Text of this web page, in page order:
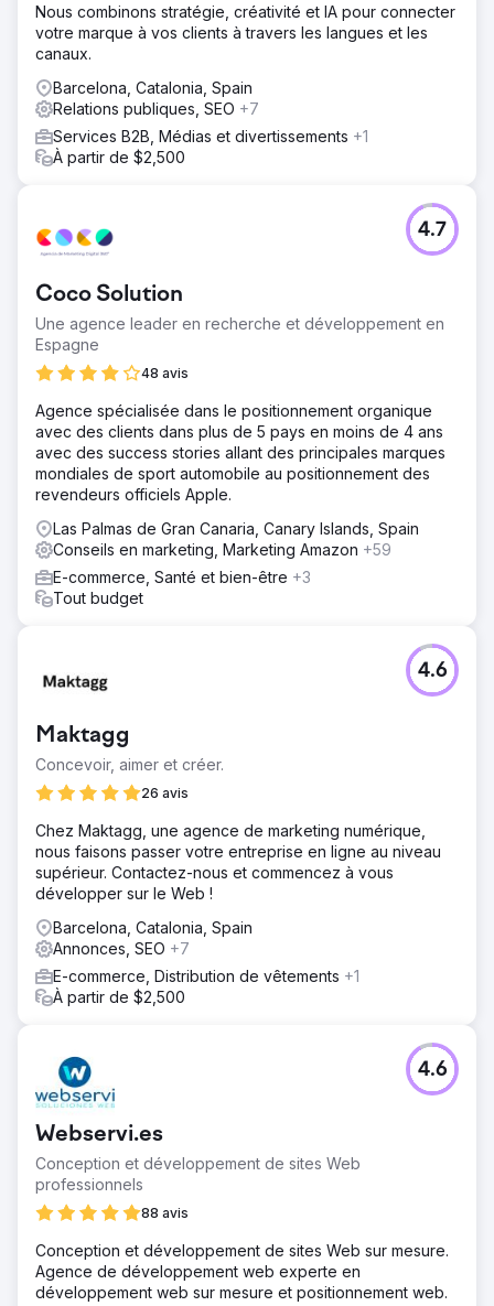
Nous combinons stratégie, créativité et IA pour connecter
votre marque à vos clients à travers les langues et les
canaux.
Barcelona, Catalonia, Spain
Relations publiques, SEO +7
Services B2B, Médias et divertissements +1
À partir de $2,500
Coco Solution
Une agence leader en recherche et développement en
Espagne
48 avis
4.7
Agence spécialisée dans le positionnement organique
avec des clients dans plus de 5 pays en moins de 4 ans
avec des success stories allant des principales marques
mondiales de sport automobile au positionnement des
revendeurs officiels Apple.
Las Palmas de Gran Canaria, Canary Islands, Spain
Conseils en marketing, Marketing Amazon +59
E-commerce, Santé et bien-être +3
Tout budget
Maktagg
Concevoir, aimer et créer.
26 avis
4.6
Chez Maktagg, une agence de marketing numérique,
nous faisons passer votre entreprise en ligne au niveau
supérieur. Contactez-nous et commencez à vous
développer sur le Web !
Barcelona, Catalonia, Spain
Annonces, SEO +7
E-commerce, Distribution de vêtements +1
À partir de $2,500
Webservi.es
Conception et développement de sites Web
professionnels
88 avis
4.6
Conception et développement de sites Web sur mesure.
Agence de développement web experte en
développement web sur mesure et positionnement web.